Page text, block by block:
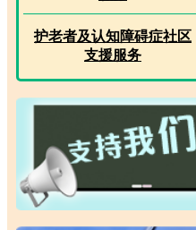
护老者及认知障碍症社区
支援服务